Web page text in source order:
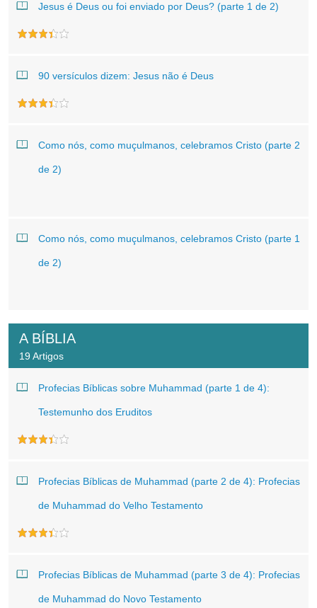
Jesus é Deus ou foi enviado por Deus? (parte 1 de 2)
90 versículos dizem: Jesus não é Deus
Como nós, como muçulmanos, celebramos Cristo (parte 2
de 2)
Como nós, como muçulmanos, celebramos Cristo (parte 1
de 2)
A BÍBLIA
19 Artigos
Profecias Bíblicas sobre Muhammad (parte 1 de 4):
Testemunho dos Eruditos
Profecias Bíblicas de Muhammad (parte 2 de 4): Profecias
de Muhammad do Velho Testamento
Profecias Bíblicas de Muhammad (parte 3 de 4): Profecias
de Muhammad do Novo Testamento